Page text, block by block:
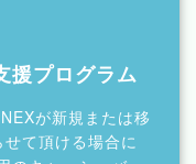
援プログラム
が新規または移
て頂ける場合に